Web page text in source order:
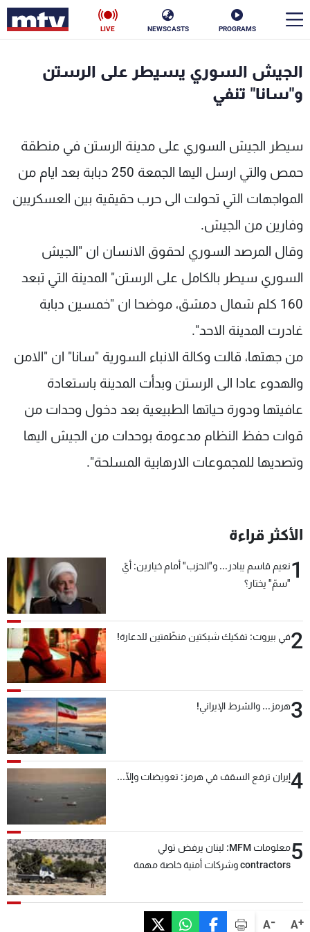
PROGRAMS
NEWSCASTS
LIVE
A+
A-
الجيش السوري يسيطر على الرستن
و"سانا" تنفي
سيطر الجيش السوري على مدينة الرستن في منطقة
حمص والتي ارسل اليها الجمعة 250 دبابة بعد ايام من
المواجهات التي تحولت الى حرب حقيقية بين العسكريين
وفارين من الجيش.
وقال المرصد السوري لحقوق الانسان ان "الجيش
السوري سيطر بالكامل على الرستن" المدينة التي تبعد
160 كلم شمال دمشق، موضحا ان "خمسين دبابة
غادرت المدينة الاحد".
من جهتها، قالت وكالة الانباء السورية "سانا" ان "الامن
والهدوء عادا الى الرستن وبدأت المدينة باستعادة
عافيتها ودورة حياتها الطبيعية بعد دخول وحدات من
قوات حفظ النظام مدعومة بوحدات من الجيش اليها
وتصديها للمجموعات الارهابية المسلحة".
الأكثر قراءة
1نعيم قاسم يبادر... و"الحزب" أمام خيارين: أيّ
"سمّ" يختار؟
2في بيروت: تفكيك شبكتين منظّمتين للدعارة!
3هرمز... والشرط الإيراني!
4إيران ترفع السقف في هرمز: تعويضات وإلّا...
5
معلومات MFM: لبنان يرفض تولي
contractors وشركات أمنية خاصة مهمة
الأخبار
منوعات رياضة
كأس العالم
البرامج
جدول البرامج
شاهد البرامج
عن MTV
الإنـتـاج
لاعلاناتكم
وظائف
تواصل معنا
شروط الإسـتخدام
سياسة الخصوصية